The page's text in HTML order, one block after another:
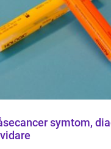
symtom, diagnos och